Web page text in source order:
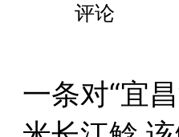
评论
一条对“宜